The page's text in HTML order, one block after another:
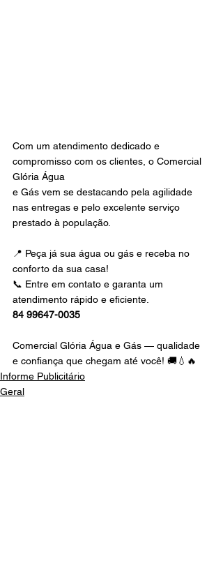
Com um atendimento dedicado e
compromisso com os clientes, o Comercial
Glória Água
e Gás vem se destacando pela agilidade
nas entregas e pelo excelente serviço
prestado à população.
📍 Peça já sua água ou gás e receba no
conforto da sua casa!
📞 Entre em contato e garanta um
atendimento rápido e eficiente.
84 99647-0035
Comercial Glória Água e Gás — qualidade
e confiança que chegam até você! 🚚💧🔥
Informe Publicitário
Geral